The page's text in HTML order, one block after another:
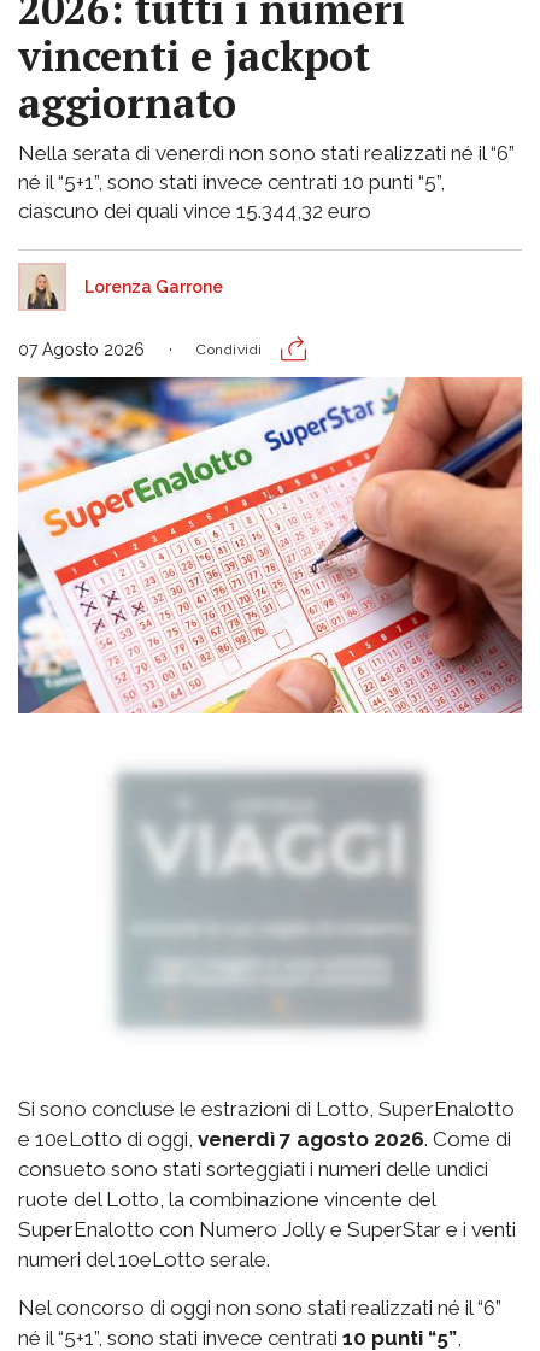
vincenti e jackpot
aggiornato
Nella serata di venerdì non sono stati realizzati né il “6”
né il “5+1”, sono stati invece centrati 10 punti “5”,
ciascuno dei quali vince 15.344,32 euro
Lorenza Garrone
07 Agosto 2026 Condividi
Si sono concluse le estrazioni di Lotto, SuperEnalotto
e 10eLotto di oggi, venerdì 7 agosto 2026. Come di
consueto sono stati sorteggiati i numeri delle undici
ruote del Lotto, la combinazione vincente del
SuperEnalotto con Numero Jolly e SuperStar e i venti
numeri del 10eLotto serale.
Nel concorso di oggi non sono stati realizzati né il “6”
né il “5+1”, sono stati invece centrati 10 punti “5”